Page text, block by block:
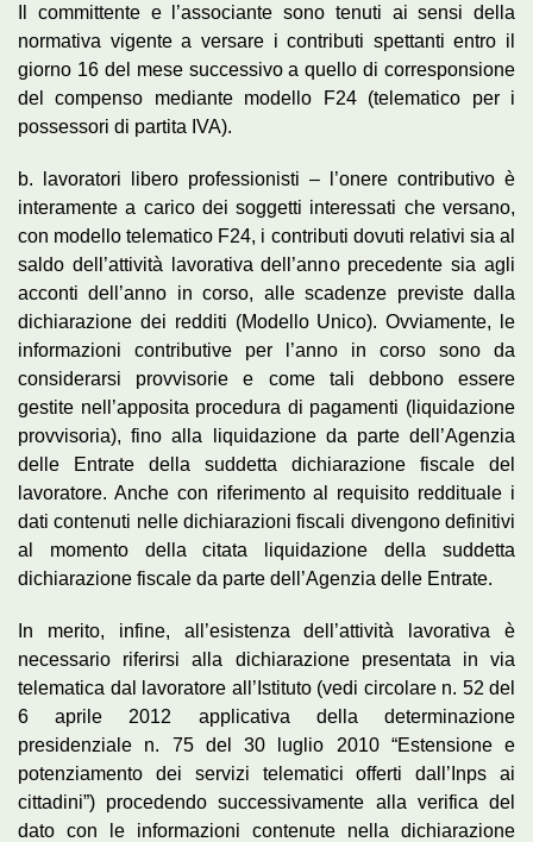
Il committente e l’associante sono tenuti ai sensi della
normativa vigente a versare i contributi spettanti entro il
giorno 16 del mese successivo a quello di corresponsione
del compenso mediante modello F24 (telematico per i
possessori di partita IVA).
b. lavoratori libero professionisti – l’onere contributivo è
interamente a carico dei soggetti interessati che versano,
con modello telematico F24, i contributi dovuti relativi sia al
saldo dell’attività lavorativa dell’anno precedente sia agli
acconti dell’anno in corso, alle scadenze previste dalla
dichiarazione dei redditi (Modello Unico). Ovviamente, le
informazioni contributive per l’anno in corso sono da
considerarsi provvisorie e come tali debbono essere
gestite nell’apposita procedura di pagamenti (liquidazione
provvisoria), fino alla liquidazione da parte dell’Agenzia
delle Entrate della suddetta dichiarazione fiscale del
lavoratore. Anche con riferimento al requisito reddituale i
dati contenuti nelle dichiarazioni fiscali divengono definitivi
al momento della citata liquidazione della suddetta
dichiarazione fiscale da parte dell’Agenzia delle Entrate.
In merito, infine, all’esistenza dell’attività lavorativa è
necessario riferirsi alla dichiarazione presentata in via
telematica dal lavoratore all’Istituto (vedi circolare n. 52 del
6 aprile 2012 applicativa della determinazione
presidenziale n. 75 del 30 luglio 2010 “Estensione e
potenziamento dei servizi telematici offerti dall’Inps ai
cittadini”) procedendo successivamente alla verifica del
dato con le informazioni contenute nella dichiarazione